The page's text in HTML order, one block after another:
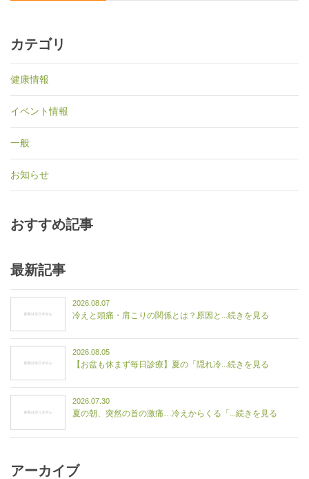
カテゴリ
健康情報
イベント情報
一般
お知らせ
おすすめ記事
最新記事
2026.08.07
冷えと頭痛・肩こりの関係とは？原因と...続きを見る
2026.08.05
【お盆も休まず毎日診療】夏の「隠れ冷...続きを見る
2026.07.30
夏の朝、突然の首の激痛…冷えからくる「...続きを見る
アーカイブ